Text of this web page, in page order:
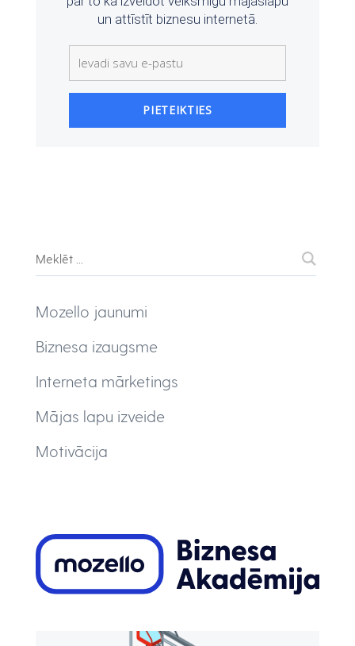
Mozello jaunumi
Biznesa izaugsme
Interneta mārketings
Mājas lapu izveide
Motivācija